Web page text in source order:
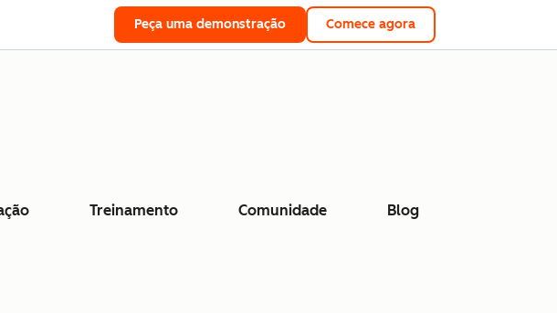
Peça uma demonstração Comece agora
Treinamento Comunidade Blog